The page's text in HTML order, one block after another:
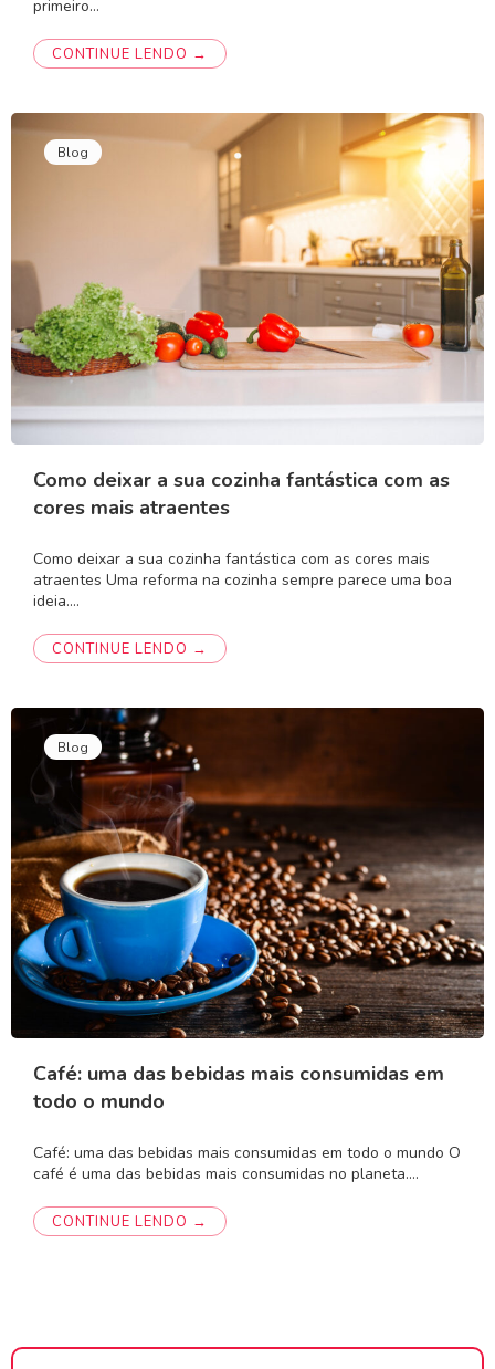
primeiro…
CONTINUE LENDO →
Blog
Como deixar a sua cozinha fantástica com as
cores mais atraentes
Como deixar a sua cozinha fantástica com as cores mais
atraentes Uma reforma na cozinha sempre parece uma boa
ideia.…
CONTINUE LENDO →
Blog
Café: uma das bebidas mais consumidas em
todo o mundo
Café: uma das bebidas mais consumidas em todo o mundo O
café é uma das bebidas mais consumidas no planeta.…
CONTINUE LENDO →